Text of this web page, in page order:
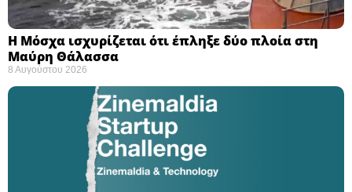
Η Μόσχα ισχυρίζεται ότι έπληξε δύο πλοία στη
Μαύρη Θάλασσα ​
8 Αυγούστου 2026